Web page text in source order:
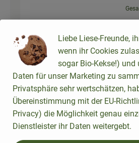
225 g
Grünkohl
Auswahl ändern
kein
Liebe Liese-Freunde,
wenn ihr Cookies
sogar Bio-Kekse!)
Daten für unser Marketing zu
Privatsphäre sehr wertschätzen,
Übereinstimmung mit der EU-
Privacy) die Möglichkeit genau
Dienstleister ihr Daten weitergebt.